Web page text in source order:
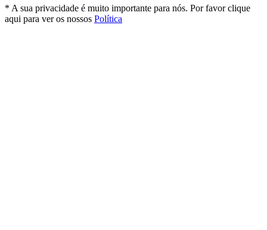
* A sua privacidade é muito importante para nós. Por favor clique
aqui para ver os nossos Política